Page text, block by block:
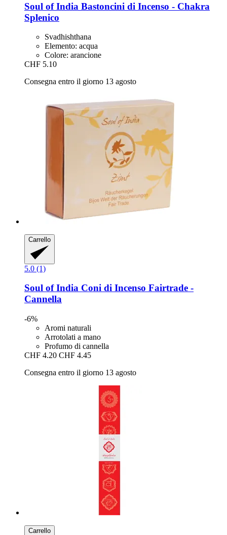
Soul of India Bastoncini di Incenso -​ Chakra
Splenico
Svadhishthana
Elemento: acqua
Colore: arancione
CHF 5.10
Consegna entro il giorno 13 agosto
Carrello
5.0 (1)
Soul of India Coni di Incenso Fairtrade -​
Cannella
-6%
Aromi naturali
Arrotolati a mano
Profumo di cannella
CHF 4.20 CHF 4.45
Consegna entro il giorno 13 agosto
Carrello